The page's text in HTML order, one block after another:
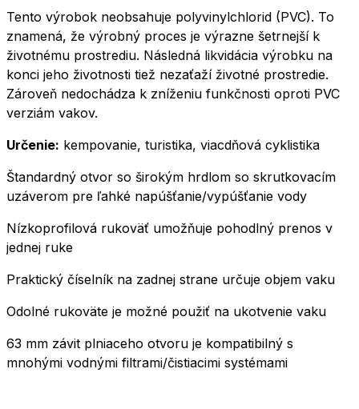
Tento výrobok neobsahuje polyvinylchlorid (PVC). To
znamená, že výrobný proces je výrazne šetrnejší k
životnému prostrediu. Následná likvidácia výrobku na
konci jeho životnosti tiež nezaťaží životné prostredie.
Zároveň nedochádza k zníženiu funkčnosti oproti PVC
verziám vakov.
Určenie: kempovanie, turistika, viacdňová cyklistika
Štandardný otvor so širokým hrdlom so skrutkovacím
uzáverom pre ľahké napúšťanie/vypúšťanie vody
Nízkoprofilová rukoväť umožňuje pohodlný prenos v
jednej ruke
Praktický číselník na zadnej strane určuje objem vaku
Odolné rukoväte je možné použiť na ukotvenie vaku
63 mm závit plniaceho otvoru je kompatibilný s
mnohými vodnými filtrami/čistiacimi systémami